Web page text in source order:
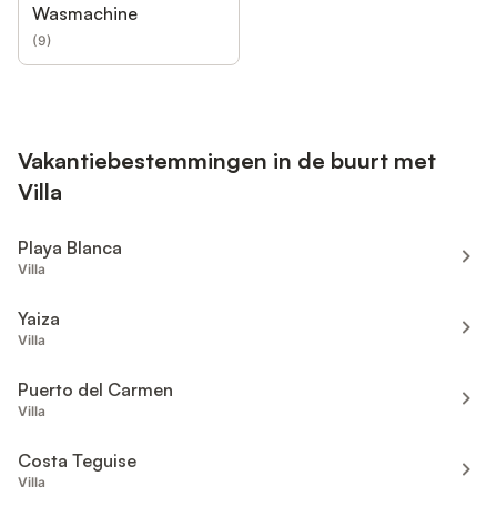
Wasmachine
(9)
Vakantiebestemmingen in de buurt met
Villa
Playa Blanca
Villa
Yaiza
Villa
Puerto del Carmen
Villa
Costa Teguise
Villa